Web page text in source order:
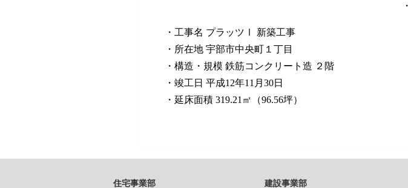
・
・工事名 プラッツⅠ 新築工事
・所在地 宇部市中央町１丁目
・構造・規模 鉄筋コンクリート造 ２階
・竣工日 平成12年11月30日
・延床面積 319.21㎡（96.56坪）
住宅事業部 建設事業部